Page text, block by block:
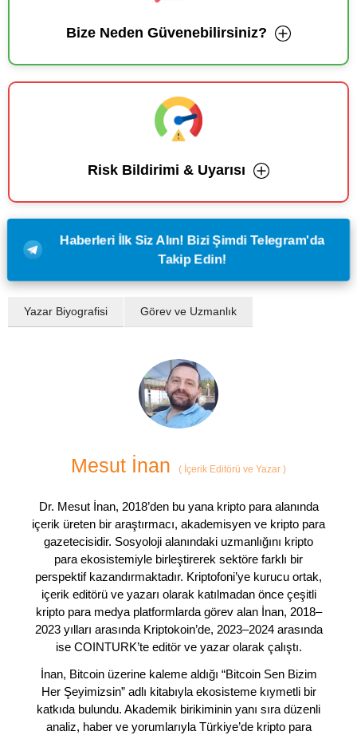
Bize Neden Güvenebilirsiniz?
Risk Bildirimi & Uyarısı
Haberleri İlk Siz Alın! Bizi Şimdi Telegram'da
Takip Edin!
Yazar Biyografisi Görev ve Uzmanlık
Mesut İnan ( İçerik Editörü ve Yazar )
Dr. Mesut İnan, 2018’den bu yana kripto para alanında
içerik üreten bir araştırmacı, akademisyen ve kripto para
gazetecisidir. Sosyoloji alanındaki uzmanlığını kripto
para ekosistemiyle birleştirerek sektöre farklı bir
perspektif kazandırmaktadır. Kriptofoni’ye kurucu ortak,
içerik editörü ve yazarı olarak katılmadan önce çeşitli
kripto para medya platformlarda görev alan İnan, 2018–
2023 yılları arasında Kriptokoin’de, 2023–2024 arasında
ise COINTURK’te editör ve yazar olarak çalıştı.
İnan, Bitcoin üzerine kaleme aldığı “Bitcoin Sen Bizim
Her Şeyimizsin” adlı kitabıyla ekosisteme kıymetli bir
katkıda bulundu. Akademik birikiminin yanı sıra düzenli
analiz, haber ve yorumlarıyla Türkiye’de kripto para